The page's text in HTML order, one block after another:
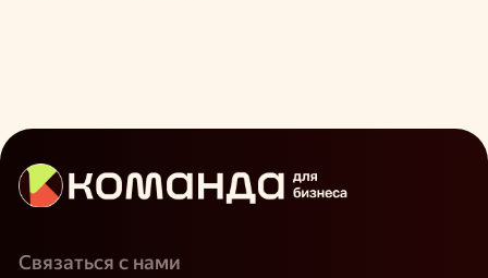
Связаться с нами